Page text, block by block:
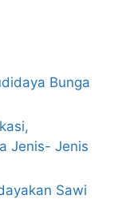
Bunga
Jenis- Jenis
Sawi